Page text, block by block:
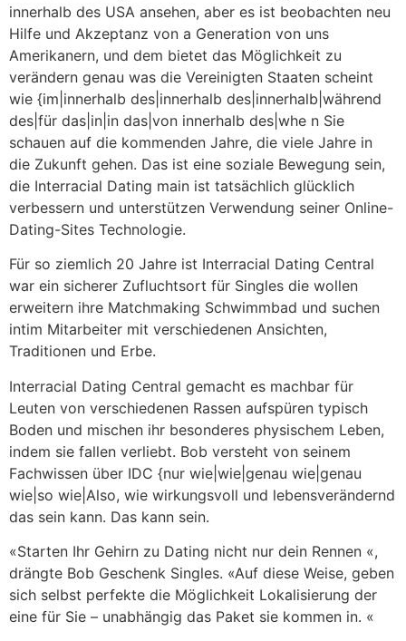
innerhalb des USA ansehen, aber es ist beobachten neu
Hilfe und Akzeptanz von a Generation von uns
Amerikanern, und dem bietet das Möglichkeit zu
verändern genau was die Vereinigten Staaten scheint
wie {im|innerhalb des|innerhalb des|innerhalb|während
des|für das|in|in das|von innerhalb des|whe n Sie
schauen auf die kommenden Jahre, die viele Jahre in
die Zukunft gehen. Das ist eine soziale Bewegung sein,
die Interracial Dating main ist tatsächlich glücklich
verbessern und unterstützen Verwendung seiner Online-
Dating-Sites Technologie.
Für so ziemlich 20 Jahre ist Interracial Dating Central
war ein sicherer Zufluchtsort für Singles die wollen
erweitern ihre Matchmaking Schwimmbad und suchen
intim Mitarbeiter mit verschiedenen Ansichten,
Traditionen und Erbe.
Interracial Dating Central gemacht es machbar für
Leuten von verschiedenen Rassen aufspüren typisch
Boden und mischen ihr besonderes physischem Leben,
indem sie fallen verliebt. Bob versteht von seinem
Fachwissen über IDC {nur wie|wie|genau wie|genau
wie|so wie|Also, wie wirkungsvoll und lebensverändernd
das sein kann. Das kann sein.
«Starten Ihr Gehirn zu Dating nicht nur dein Rennen «,
drängte Bob Geschenk Singles. «Auf diese Weise, geben
sich selbst perfekte die Möglichkeit Lokalisierung der
eine für Sie – unabhängig das Paket sie kommen in. «